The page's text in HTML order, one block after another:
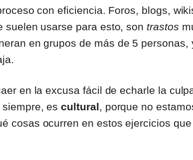
con eficiencia. Foros, blogs,
suelen usarse para esto, son trastos
en grupos de más de 5
en la excusa fácil de echarle la
siempre, escultural, porque no
cosas ocurren en estos ejercicios